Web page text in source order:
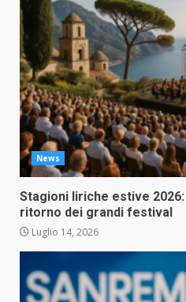
News
Stagioni liriche estive
ritorno dei grandi festival
Luglio 14, 2026